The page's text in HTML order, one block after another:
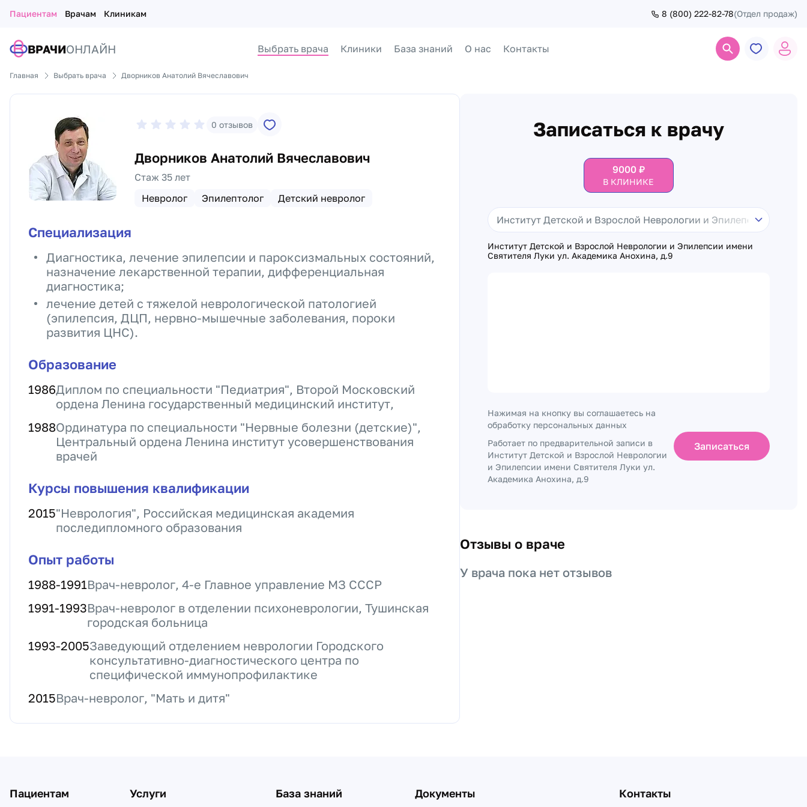
Пациентам Врачам Клиникам 8 (800) 222-82-78(Отдел продаж)
ВРАЧИОНЛАЙН Выбрать врача Клиники База знаний О нас Контакты
Главная Выбрать врача Дворников Анатолий Вячеславович
0 отзывов
Дворников Анатолий Вячеславович
Стаж 35 лет
Невролог
Эпилептолог Детский невролог
Специализация
Диагностика, лечение эпилепсии и пароксизмальных состояний,
назначение лекарственной терапии, дифференциальная
диагностика;
лечение детей с тяжелой неврологической патологией
(эпилепсия, ДЦП, нервно-мышечные заболевания, пороки
развития ЦНС).
Образование
1986Диплом по специальности "Педиатрия", Второй Московский
ордена Ленина государственный медицинский институт,
1988Ординатура по специальности "Нервные болезни (детские)",
Центральный ордена Ленина институт усовершенствования
врачей
Курсы повышения квалификации
2015"Неврология", Российская медицинская академия
последипломного образования
Опыт работы
1988-1991Врач-невролог, 4-е Главное управление МЗ СССР
1991-1993Врач-невролог в отделении психоневрологии, Тушинская
городская больница
1993-2005Заведующий отделением неврологии Городского
консультативно-диагностического центра по
специфической иммунопрофилактике
2015Врач-невролог, "Мать и дитя"
Записаться к врачу
9000₽
В КЛИНИКЕ
Институт Детской и Взрослой Неврологии и Эпилепсии имени
Святителя Луки ул. Академика Анохина, д.9
Нажимая на кнопку вы соглашаетесь на
обработку персональных данных
Работает по предварительной записи в
Институт Детской и Взрослой Неврологии
и Эпилепсии имени Святителя Луки ул.
Академика Анохина, д.9
Записаться
Отзывы о враче
У врача пока нет отзывов
Пациентам Услуги База знаний Документы Контакты